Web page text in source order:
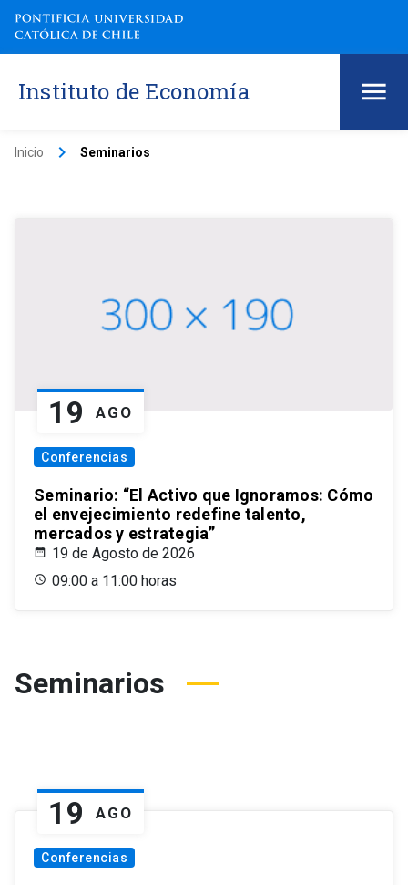
Instituto de Economía
Inicio keyboard_arrow_right Seminarios
19 AGO
Conferencias
Seminario: “El Activo que Ignoramos: Cómo
el envejecimiento redefine talento,
mercados y estrategia”
19 de Agosto de 2026
09:00 a 11:00 horas
Seminarios
19 AGO
Conferencias